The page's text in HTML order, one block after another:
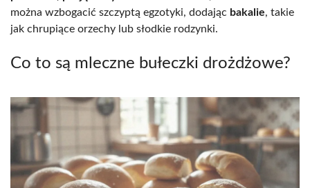
można wzbogacić szczyptą egzotyki, dodając bakalie, takie
jak chrupiące orzechy lub słodkie rodzynki.
Co to są mleczne bułeczki drożdżowe?